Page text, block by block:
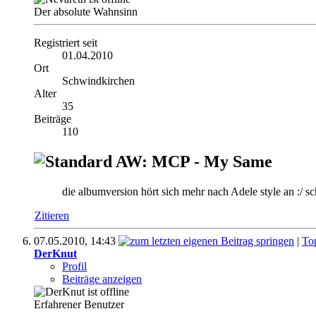
Der absolute Wahnsinn
Registriert seit
01.04.2010
Ort
Schwindkirchen
Alter
35
Beiträge
110
AW: MCP - My Same
die albumversion hört sich mehr nach Adele style an :/
Zitieren
07.05.2010, 14:43 |
DerKnut
Profil
Beiträge anzeigen
Erfahrener Benutzer